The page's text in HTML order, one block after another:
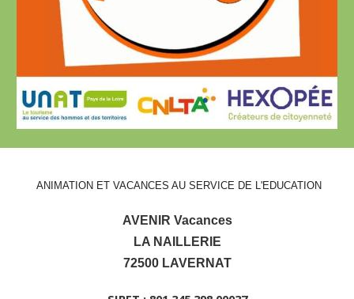
ANIMATION ET VACANCES AU SERVICE DE L'EDUCATION
AVENIR Vacances
LA NAILLERIE
72500 LAVERNAT